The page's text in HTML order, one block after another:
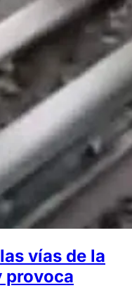
vías de la
provoca